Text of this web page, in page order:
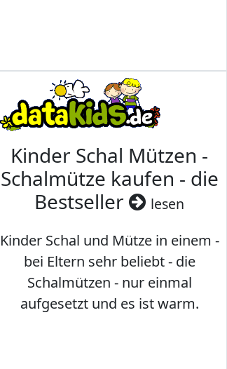
Kinder Schal Mützen -
Schalmütze kaufen - die
Bestseller
lesen
Kinder Schal und Mütze in einem -
bei Eltern sehr beliebt - die
Schalmützen - nur einmal
aufgesetzt und es ist warm.